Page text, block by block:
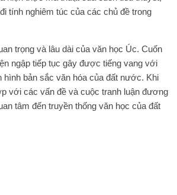
tính nghiêm túc của các chủ đề trong
trọng và lâu dài của văn học Úc. Cuốn
ngập tiếp tục gây được tiếng vang với
bản sắc văn hóa của đất nước. Khi
với các vấn đề và cuộc tranh luận đương
tâm đến truyền thống văn học của đất